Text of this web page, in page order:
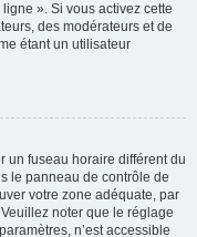
». Si vous activez cette
des modérateurs et de
étant un utilisateur
un fuseau horaire différent du
le panneau de contrôle de
votre zone adéquate, par
noter que le réglage
n’est accessible